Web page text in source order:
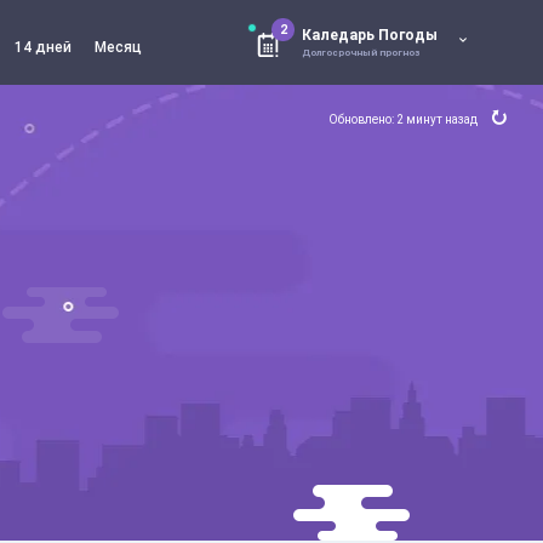
14 дней Месяц
2 Каледарь Погоды
Долгосрочный прогноз
Обновлено: 2 минут назад